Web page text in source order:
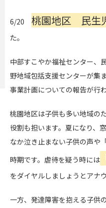
6/20 桃園地区 民生
た。
中部すこやか福祉センター、
野地域包括支援センターが集
事業計画についての報告が行
桃園地区は子供も多い地域の
役割も担います。夏になり、
なか泣き止まない子供の声や
時期です。虐待を疑う時には
をダイヤルしましょうとアナ
一方、発達障害を抱える子供